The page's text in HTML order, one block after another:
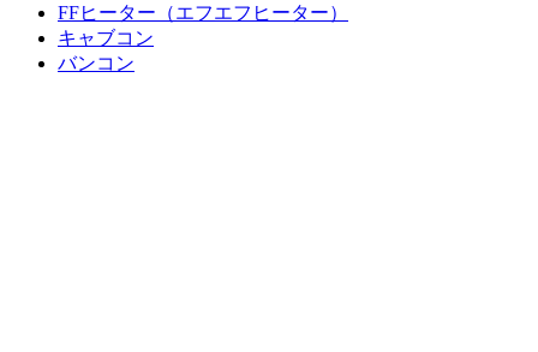
FFヒーター（エフエフヒーター）
キャブコン
バンコン